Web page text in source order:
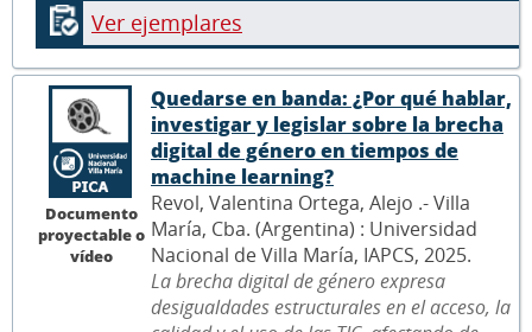
Ver ejemplares
Documento
proyectable o
vídeo
Quedarse en banda: ¿Por qué hablar,
investigar y legislar sobre la brecha
digital de género en tiempos de
machine learning?
Revol, Valentina Ortega, Alejo .- Villa
María, Cba. (Argentina) : Universidad
Nacional de Villa María, IAPCS, 2025.
La brecha digital de género expresa
desigualdades estructurales en el acceso, la